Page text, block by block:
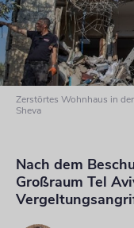
Zerstörtes Wohnhaus in
Sheva
Nach dem
Großraum Tel